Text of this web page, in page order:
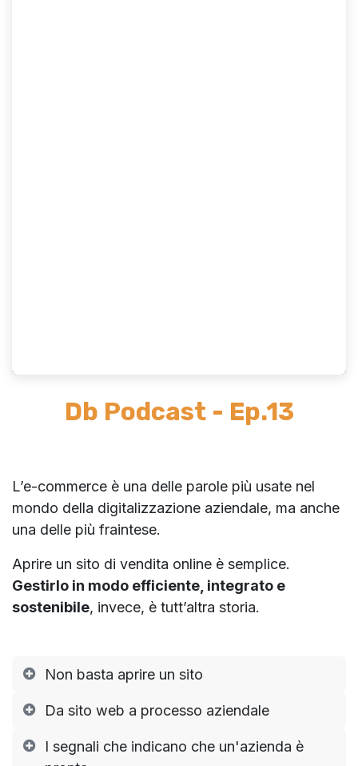
Db Podcast - Ep.13
L’e-commerce è una delle parole più usate nel
mondo della digitalizzazione aziendale, ma anche
una delle più fraintese.
Aprire un sito di vendita online è semplice.
Gestirlo in modo efficiente, integrato e
sostenibile, invece, è tutt’altra storia.
Non basta aprire un sito
Da sito web a processo aziendale
I segnali che indicano che un'azienda è